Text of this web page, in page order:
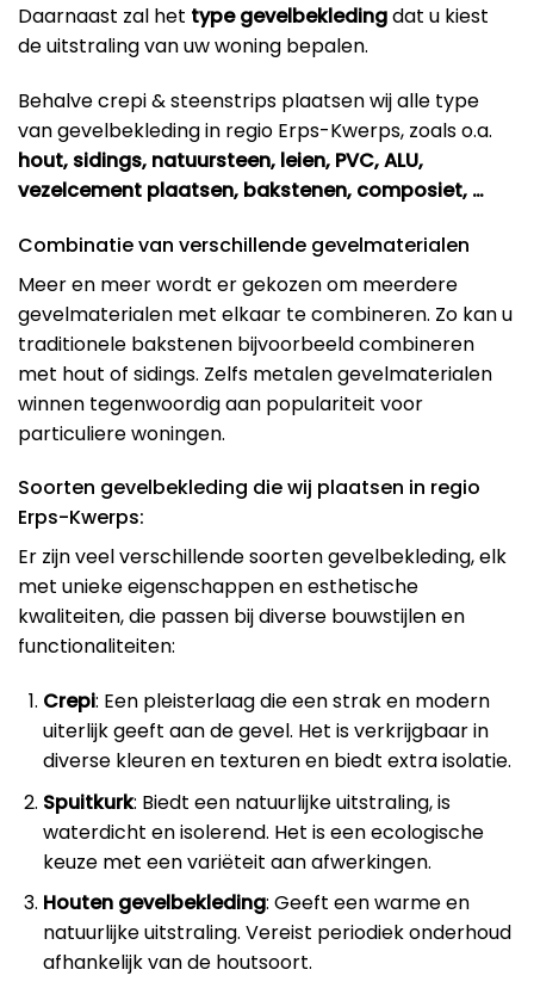
Daarnaast zal het type gevelbekledingdat u kiest
de uitstraling van uw woning bepalen.
Behalve crepi & steenstrips plaatsen wij alle type
van gevelbekleding in regio Erps-Kwerps, zoals o.a.
hout, sidings, natuursteen, leien, PVC, ALU,
vezelcement plaatsen, bakstenen, composiet, …
Combinatie van verschillende gevelmaterialen
Meer en meer wordt er gekozen om meerdere
gevelmaterialen met elkaar te combineren. Zo kan u
traditionele bakstenen bijvoorbeeld combineren
met hout of sidings. Zelfs metalen gevelmaterialen
winnen tegenwoordig aan populariteit voor
particuliere woningen.
Soorten gevelbekleding die wij plaatsen in regio
Erps-Kwerps:
Er zijn veel verschillende soorten gevelbekleding, elk
met unieke eigenschappen en esthetische
kwaliteiten, die passen bij diverse bouwstijlen en
functionaliteiten:
Crepi: Een pleisterlaag die een strak en modern
uiterlijk geeft aan de gevel. Het is verkrijgbaar in
diverse kleuren en texturen en biedt extra isolatie.
Spuitkurk: Biedt een natuurlijke uitstraling, is
waterdicht en isolerend. Het is een ecologische
keuze met een variëteit aan afwerkingen.
Houten gevelbekleding: Geeft een warme en
natuurlijke uitstraling. Vereist periodiek onderhoud
afhankelijk van de houtsoort.